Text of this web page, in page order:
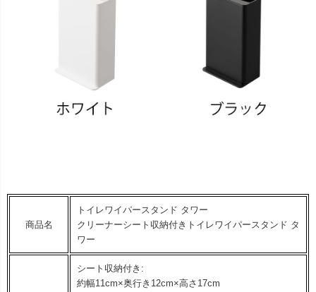
商品名
トイレワイパースタンド タワー
クリーナーシート収納付きトイレワイパースタンド タ
ワー
シート収納付き:
約幅11cm×奥行き12cm×高さ17cm